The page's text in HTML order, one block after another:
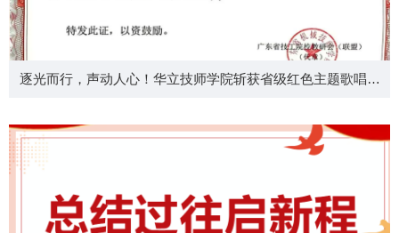
逐光而行，声动人心！华立技师学院斩获省级红色主题歌唱比